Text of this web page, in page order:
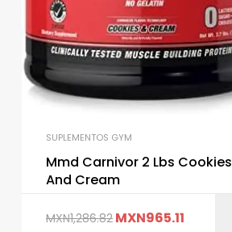
SUPLEMENTOS GYM
Mmd Carnivor 2 Lbs Cookies
And Cream
MXN1,286.82 MXN965.11